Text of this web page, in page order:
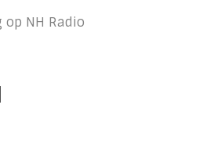
op NH Radio